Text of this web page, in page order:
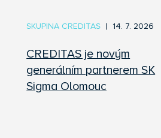
CREDITAS je novým
generálním partnerem SK
Sigma Olomouc
14. 7. 2026
SKUPINA CREDITAS